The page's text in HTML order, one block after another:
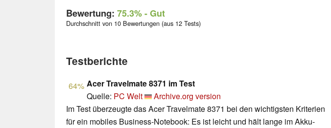
Bewertung: 75.3%- Gut
Durchschnitt von 10 Bewertungen (aus 12 Tests)
Testberichte
64% Acer Travelmate 8371 im Test
Quelle: PC Welt
Archive.org version
Im Test überzeugte das Acer Travelmate 8371 bei den wichtigsten Kriterien
für ein mobiles Business-Notebook: Es ist leicht und hält lange im Akku-